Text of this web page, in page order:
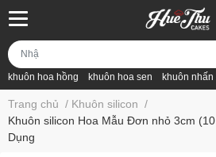
khuôn hoa hồng khuôn hoa sen khuôn nhấn
Trang chủ / Khuôn silicon /
Khuôn silicon Hoa Mẫu Đơn nhỏ 3cm
Dụng